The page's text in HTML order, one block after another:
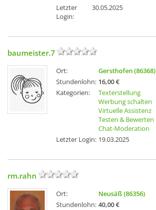
Letzter
Login:
30.05.2025
baumeister.7
Ort:
Gersthofen (86368)
Stundenlohn: 16,00 €
Kategorien:
Texterstellung
Werbung schalten
Virtuelle Assistenz
Testen & Bewerten
Chat-Moderation
Letzter Login: 19.03.2025
rm.rahn
Ort:
Neusäß (86356)
Stundenlohn: 40,00 €